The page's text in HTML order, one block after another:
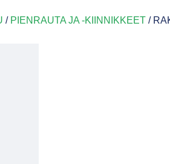
/ PIENRAUTA JA -KIINNIKKEET /